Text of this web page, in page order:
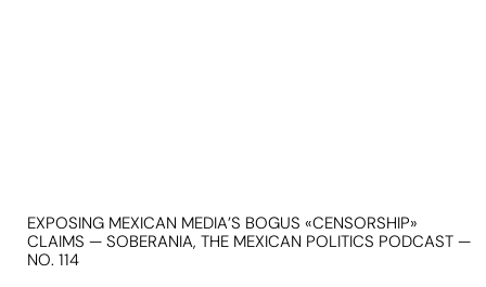
EXPOSING MEXICAN MEDIA’S BOGUS «CENSORSHIP»
CLAIMS — SOBERANIA, THE MEXICAN POLITICS PODCAST —
NO. 114